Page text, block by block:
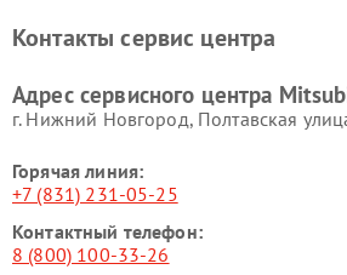
Контакты сервис центра
Адрес сервисного центра
г. Нижний Новгород, Полтавская
Горячая линия:
+7 (831) 231-05-25
Контактный телефон:
8 (800) 100-33-26